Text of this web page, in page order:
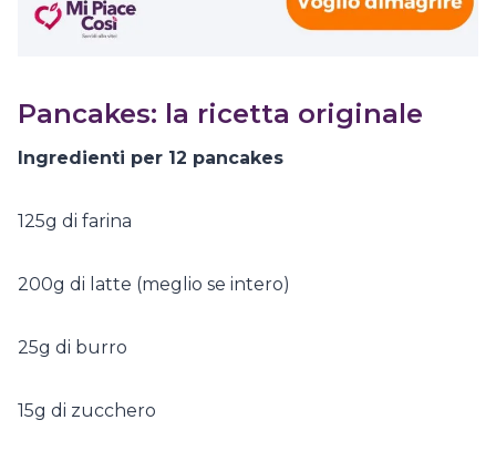
Pancakes: la ricetta originale
Ingredienti per 12 pancakes
125g di farina
200g di latte (meglio se intero)
25g di burro
15g di zucchero